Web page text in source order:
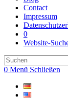
Contact
Impressum
0
Website-
0 Menü Schließen